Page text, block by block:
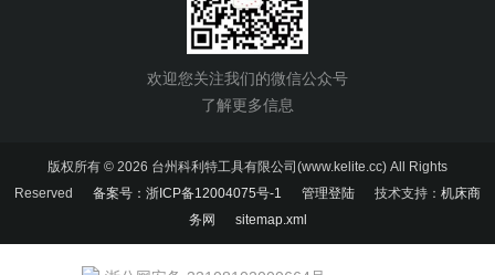
欢迎您关注我们的微信公众号
了解更多信息
版权所有 © 2026 台州科利特工具有限公司(www.kelite.cc) All Rights
Reserved 备案号：浙ICP备12004075号-1 管理登陆 技术支持： 机床商
务网
sitemap.xml